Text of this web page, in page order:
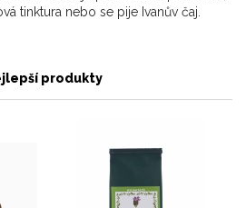
tinktura nebo se pije Ivanův čaj.
produkty